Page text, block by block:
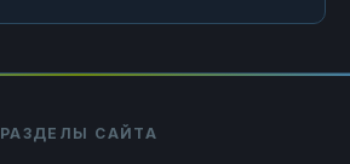
РАЗДЕЛЫ САЙТА